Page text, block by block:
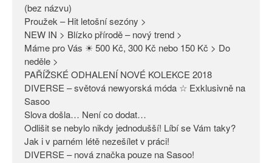
Kč nebo 150 Kč > Do neděle >
PAŘÍŽSKÉ ODHALENÍ NOVÉ
KOLEKCE 2018
móda ☆ Exklusivně na Sasoo
Odlišit se nebylo nikdy
jednodušší! Líbí se Vám taky?
Jak i v parném létě nezešílet v
práci!
(bez názvu)
Proužek – Hit letošní sezóny >
NEW IN > Blízko přírodě – nový trend >
Máme pro Vás ☀ 500 Kč, 300 Kč nebo 150 Kč > Do
neděle >
PAŘÍŽSKÉ ODHALENÍ NOVÉ KOLEKCE 2018
DIVERSE – světová newyorská móda ☆ Exklusivně na
Sasoo
Slova došla… Není co dodat…
Odlišit se nebylo nikdy jednodušší! Líbí se Vám taky?
Jak i v parném létě nezešílet v práci!
DIVERSE – nová značka pouze na Sasoo!